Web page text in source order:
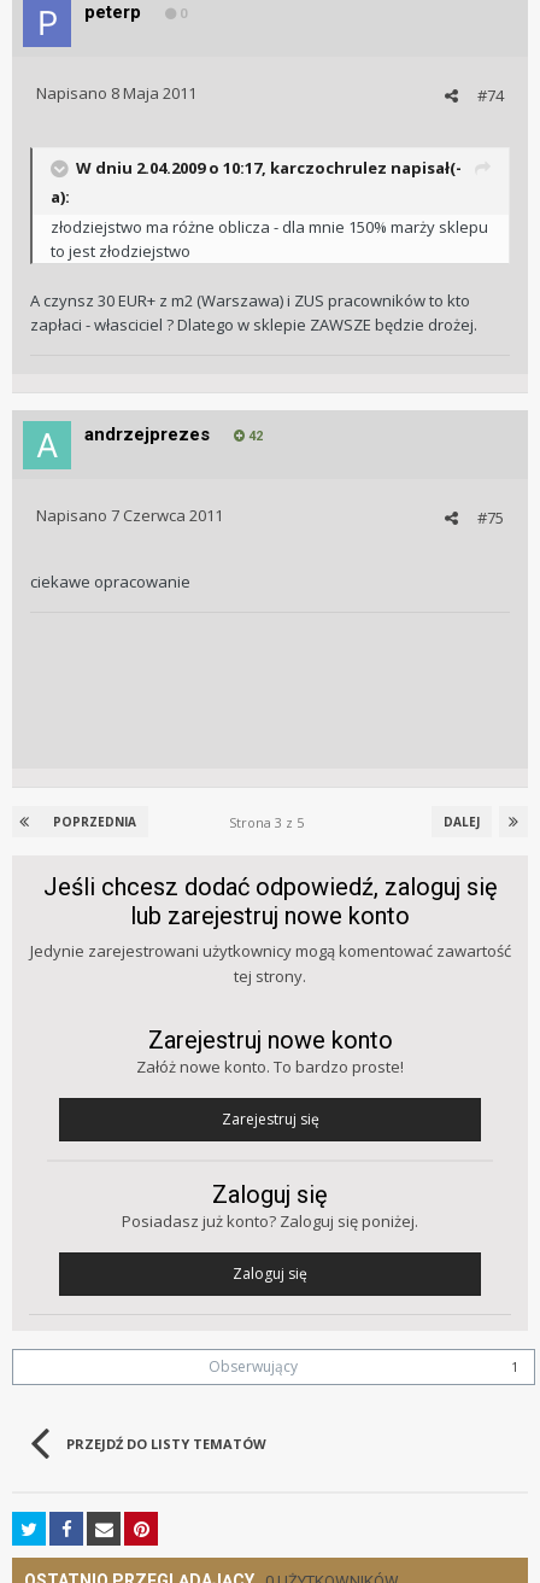
peterp 0
#74
Napisano 8 Maja 2011
W dniu 2.04.2009 o 10:17, karczochrulez napisał(-
a):
złodziejstwo ma różne oblicza - dla mnie 150% marży sklepu
to jest złodziejstwo
A czynsz 30 EUR+ z m2 (Warszawa) i ZUS pracowników to kto
zapłaci - własciciel ? Dlatego w sklepie ZAWSZE będzie drożej.
andrzejprezes 42
#75
Napisano 7 Czerwca 2011
ciekawe opracowanie
POPRZEDNIA DALEJ
Strona 3 z 5
Jeśli chcesz dodać odpowiedź, zaloguj się
lub zarejestruj nowe konto
Jedynie zarejestrowani użytkownicy mogą komentować zawartość
tej strony.
Zarejestruj nowe konto
Załóż nowe konto. To bardzo proste!
Zarejestruj się
Zaloguj się
Posiadasz już konto? Zaloguj się poniżej.
Zaloguj się
Obserwujący 1
PRZEJDŹ DO LISTY TEMATÓW